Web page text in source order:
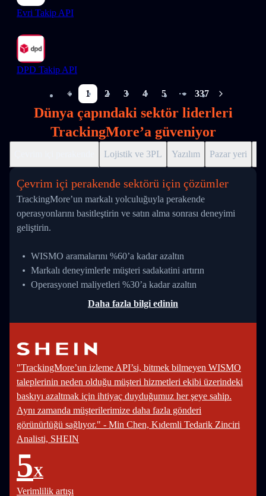
Evri Takip API
DPD Takip API
1 2 3 4 5
More pages
337
Dünya çapındaki sektör liderleri
TrackingMore’a güveniyor
Lojistik ve 3PL Yazılım Pazar yeri
Çevrim içi perakende sektörü için çözümler
TrackingMore’un markalı yolculuğuyla perakende
operasyonlarını basitleştirin ve satın alma sonrası deneyimi
geliştirin.
WISMO aramalarını %60’a kadar azaltın
Markalı deneyimlerle müşteri sadakatini artırın
Operasyonel maliyetleri %30’a kadar azaltın
Daha fazla bilgi edinin
"TrackingMore’un izleme API’si, bitmek bilmeyen WISMO
taleplerinin neden olduğu müşteri hizmetleri ekibi üzerindeki
baskıyı azaltmak için ihtiyaç duyduğumuz her şeye sahip.
Aynı zamanda müşterilerimize daha fazla gönderi
görünürlüğü sağlıyor." - Min Chen, Kıdemli Tedarik Zinciri
Analisti, SHEIN
5X
Verimlilik artışı